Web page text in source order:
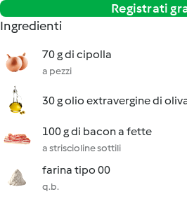
Registrati
Ingredienti
70 g di cipolla
a pezzi
30 g olio extravergine di
100 g di bacon a fette
a striscioline sottili
farina tipo 00
q.b.